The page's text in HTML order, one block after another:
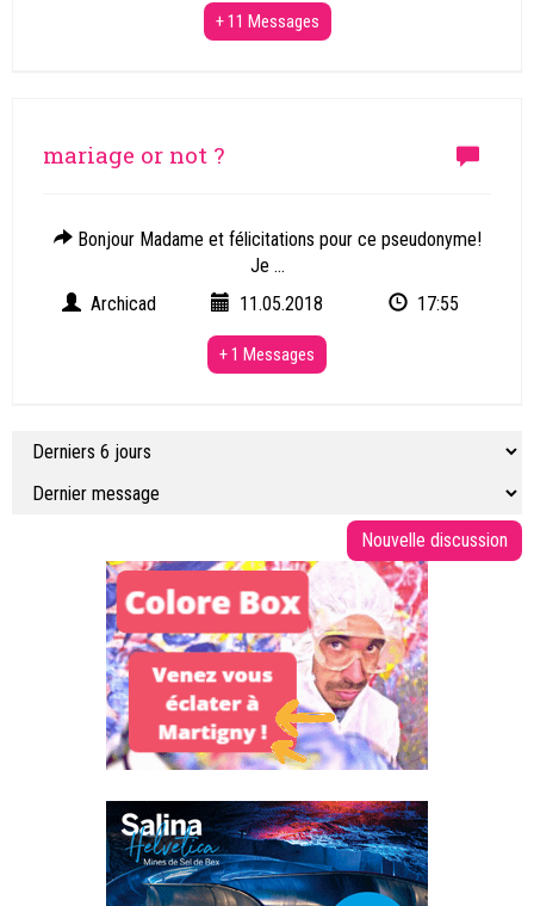
+ 11 Messages
mariage or not ?
Bonjour Madame et félicitations pour ce pseudonyme!
Je ...
Archicad
11.05.2018 17:55
+ 1 Messages